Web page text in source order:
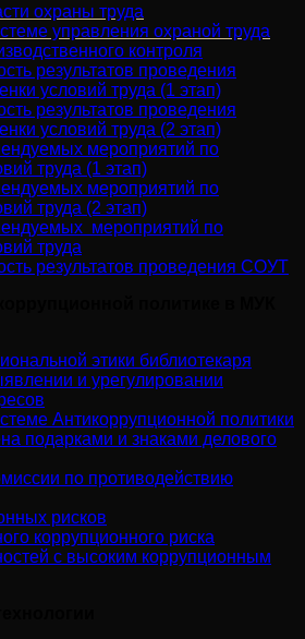
охраны труда
управления охраной труда
контроля
результатов проведения
условий труда (1 этап)
результатов проведения
условий труда (2 этап)
мероприятий по
труда (1 этап)
мероприятий по
труда (2 этап)
мероприятий по
труда
результатов проведения СОУТ
этики библиотекаря
и урегулировании
Антикоррупционной политики
подарками и знаками делового
по противодействию
рисков
коррупционного риска
с высоким коррупционным